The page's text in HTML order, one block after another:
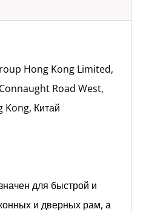
Hong Kong Limited,
Road West,
Китай
для быстрой и
и дверных рам, а